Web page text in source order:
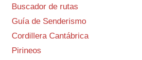
Buscador de rutas
Guía de Senderismo
Cordillera Cantábrica
Pirineos